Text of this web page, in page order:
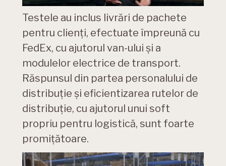
Testele au inclus livrări de pachete
pentru clienți, efectuate împreună cu
FedEx, cu ajutorul van-ului și a
modulelor electrice de transport.
Răspunsul din partea personalului de
distribuție și eficientizarea rutelor de
distribuție, cu ajutorul unui soft
propriu pentru logistică, sunt foarte
promițătoare.